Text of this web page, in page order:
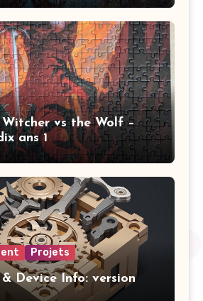
Witcher vs the Wolf –
ans 1
Projets
Device Info: version